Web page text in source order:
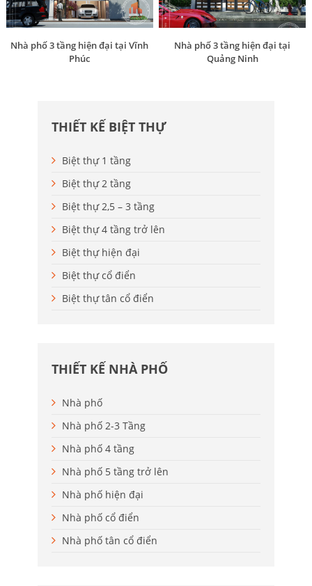
Nhà phố 3 tầng hiện đại tại Vĩnh
Phúc
Nhà phố 3 tầng hiện đại tại
Quảng Ninh
THIẾT KẾ BIỆT THỰ
Biệt thự 1 tầng
Biệt thự 2 tầng
Biệt thự 2,5 – 3 tầng
Biệt thự 4 tầng trở lên
Biệt thự hiện đại
Biệt thự cổ điển
Biệt thự tân cổ điển
THIẾT KẾ NHÀ PHỐ
Nhà phố
Nhà phố 2-3 Tầng
Nhà phố 4 tầng
Nhà phố 5 tầng trở lên
Nhà phố hiện đại
Nhà phố cổ điển
Nhà phố tân cổ điển